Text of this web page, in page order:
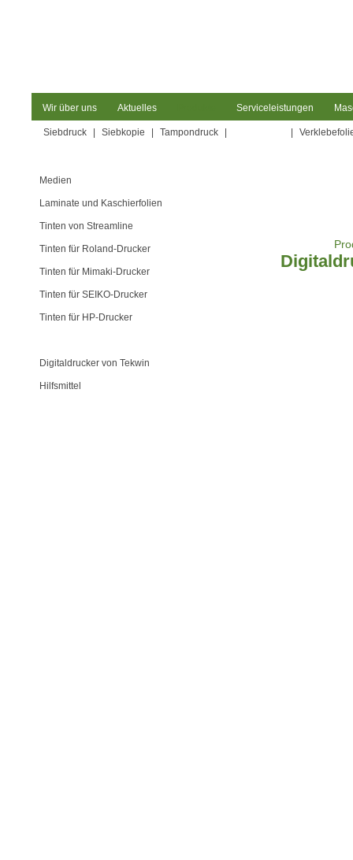
Wir über uns Aktuelles Serviceleistungen
Siebdruck Siebkopie Tampondruck
Medien
Laminate und Kaschierfolien
Tinten von Streamline
Tinten für Roland-Drucker
Tinten für Mimaki-Drucker
Tinten für SEIKO-Drucker
Tinten für HP-Drucker
Digitaldrucker von Tekwin
Hilfsmittel